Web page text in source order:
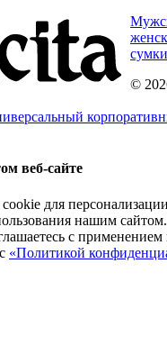
©
веб-сайте
для
нашим
с
«Политикой